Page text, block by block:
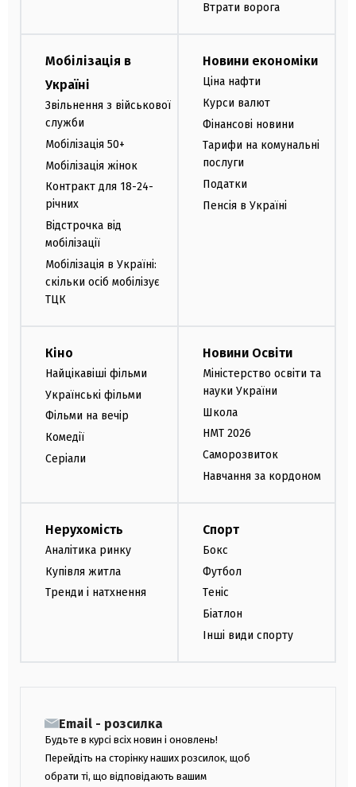
Втрати ворога
Мобілізація в
Україні
Звільнення з військової
служби
Мобілізація 50+
Мобілізація жінок
Контракт для 18-24-
річних
Відстрочка від
мобілізації
Мобілізація в Україні:
скільки осіб мобілізує
ТЦК
Новини економіки
Ціна нафти
Курси валют
Фінансові новини
Тарифи на комунальні
послуги
Податки
Пенсія в Україні
Кіно
Найцікавіші фільми
Українські фільми
Фільми на вечір
Комедії
Серіали
Новини Освіти
Міністерство освіти та
науки України
Школа
НМТ 2026
Саморозвиток
Навчання за кордоном
Нерухомість
Аналітика ринку
Купівля житла
Тренди і натхнення
Спорт
Бокс
Футбол
Теніс
Біатлон
Інші види спорту
Email - розсилка
Будьте в курсі всіх новин і оновлень!
Перейдіть на сторінку наших розсилок, щоб
обрати ті, що відповідають вашим